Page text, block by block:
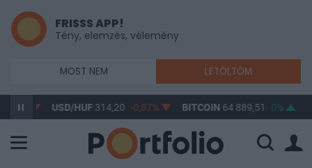
FRISSS APP!
Tény, elemzés, vélemény
MOST NEM LETÖLTÖM
USD/HUF314,20 -0,87% BITCOIN64 889,51 0%